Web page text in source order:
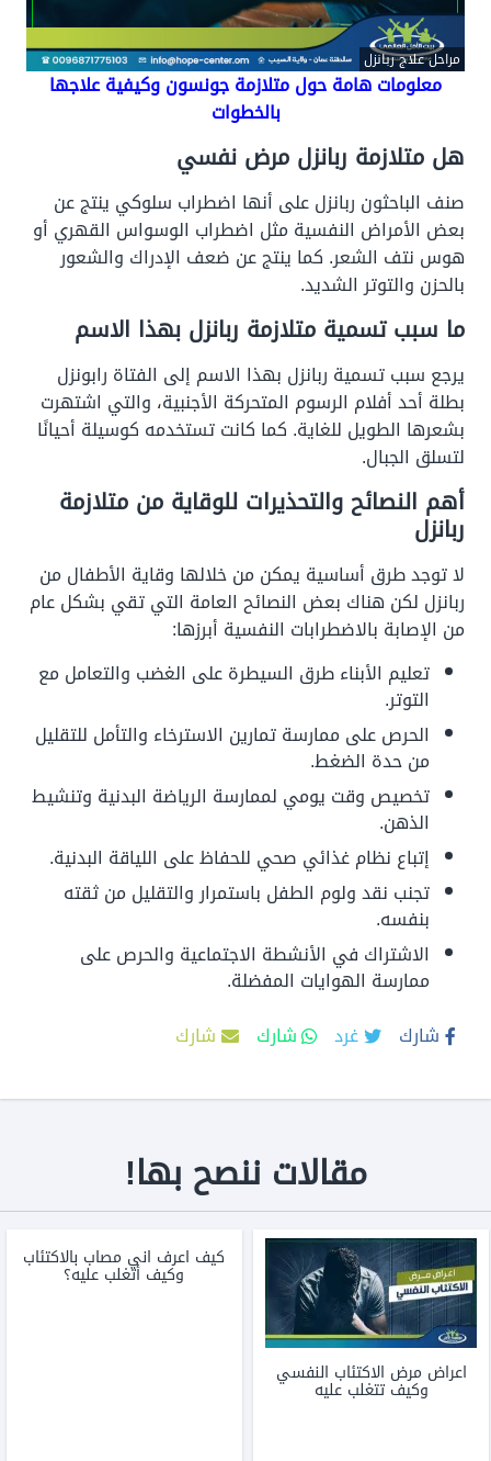
مراحل علاج ربانزل
معلومات هامة حول متلازمة جونسون وكيفية علاجها
بالخطوات
هل متلازمة ربانزل مرض نفسي
صنف الباحثون ربانزل على أنها اضطراب سلوكي ينتج عن
بعض الأمراض النفسية مثل اضطراب الوسواس القهري أو
هوس نتف الشعر. كما ينتج عن ضعف الإدراك والشعور
بالحزن والتوتر الشديد.
ما سبب تسمية متلازمة ربانزل بهذا الاسم
يرجع سبب تسمية ربانزل بهذا الاسم إلى الفتاة رابونزل
بطلة أحد أفلام الرسوم المتحركة الأجنبية، والتي اشتهرت
بشعرها الطويل للغاية. كما كانت تستخدمه كوسيلة أحيانًا
لتسلق الجبال.
أهم النصائح والتحذيرات للوقاية من متلازمة
ربانزل
لا توجد طرق أساسية يمكن من خلالها وقاية الأطفال من
ربانزل لكن هناك بعض النصائح العامة التي تقي بشكل عام
من الإصابة بالاضطرابات النفسية أبرزها:
تعليم الأبناء طرق السيطرة على الغضب والتعامل مع
التوتر.
الحرص على ممارسة تمارين الاسترخاء والتأمل للتقليل
من حدة الضغط.
تخصيص وقت يومي لممارسة الرياضة البدنية وتنشيط
الذهن.
إتباع نظام غذائي صحي للحفاظ على اللياقة البدنية.
تجنب نقد ولوم الطفل باستمرار والتقليل من ثقته
بنفسه.
الاشتراك في الأنشطة الاجتماعية والحرص على
ممارسة الهوايات المفضلة.
شارك
غرد شارك شارك
مقالات ننصح بها!
اعراض مرض الاكتئاب النفسي
وكيف تتغلب عليه
كيف اعرف اني مصاب بالاكتئاب
وكيف أتغلب عليه؟